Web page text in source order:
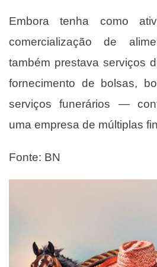
Embora tenha como
comercialização de
também prestava serviços
fornecimento de bolsas,
serviços funerários —
uma empresa de múltiplas
Fonte: BN